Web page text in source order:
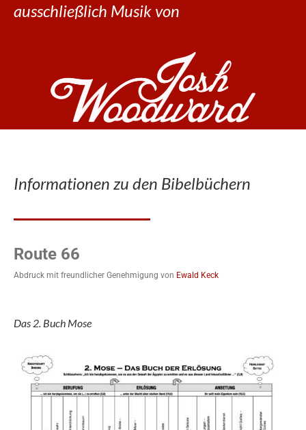
ausschließlich Musik von
Informationen zu den Bibelbüchern
Route 66
Abdruck mit freundlicher Genehmigung von Ewald Keck
Das 2. Buch Mose